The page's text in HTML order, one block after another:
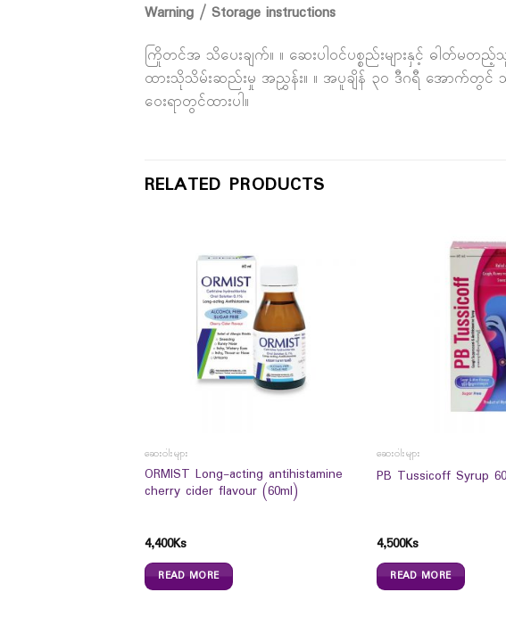
Warning / Storage instructions
ကြိုတင်အ သိပေးချက်။ ။ ဆေးပါဝင်ပစ္စည်းများနှင့် ဓါတ်မ
ထားသိုသိမ်းဆည်းမှု အညွှန်း။ ။ အပူချိန် ၃၀ ဒီဂရီ အောက်တွင်
ဝေးရာတွင်ထားပါ။
RELATED PRODUCTS
ဆေးဝါးများ
ORMIST Long-acting antihistamine
cherry cider flavour (60ml)
4,400Ks
READ MORE
ဆေးဝါးများ
PB Tussicoff Syrup
4,500Ks
READ MORE